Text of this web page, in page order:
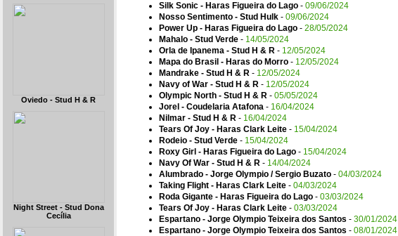
Oviedo - Stud H & R
Night Street - Stud Dona
Cecília
Silk Sonic - Haras Figueira do Lago - 09/06/2024
Nosso Sentimento - Stud Hulk - 09/06/2024
Power Up - Haras Figueira do Lago - 28/05/2024
Mahalo - Stud Verde - 14/05/2024
Orla de Ipanema - Stud H & R - 12/05/2024
Mapa do Brasil - Haras do Morro - 12/05/2024
Mandrake - Stud H & R - 12/05/2024
Navy of War - Stud H & R - 12/05/2024
Olympic North - Stud H & R - 05/05/2024
Jorel - Coudelaria Atafona - 16/04/2024
Nilmar - Stud H & R - 16/04/2024
Tears Of Joy - Haras Clark Leite - 15/04/2024
Rodeio - Stud Verde - 15/04/2024
Roxy Girl - Haras Figueira do Lago - 15/04/2024
Navy Of War - Stud H & R - 14/04/2024
Alumbrado - Jorge Olympio / Sergio Buzato - 04/03/2024
Taking Flight - Haras Clark Leite - 04/03/2024
Roda Gigante - Haras Figueira do Lago - 03/03/2024
Tears Of Joy - Haras Clark Leite - 03/03/2024
Espartano - Jorge Olympio Teixeira dos Santos - 30/01/2024
Espartano - Jorge Olympio Teixeira dos Santos - 08/01/2024